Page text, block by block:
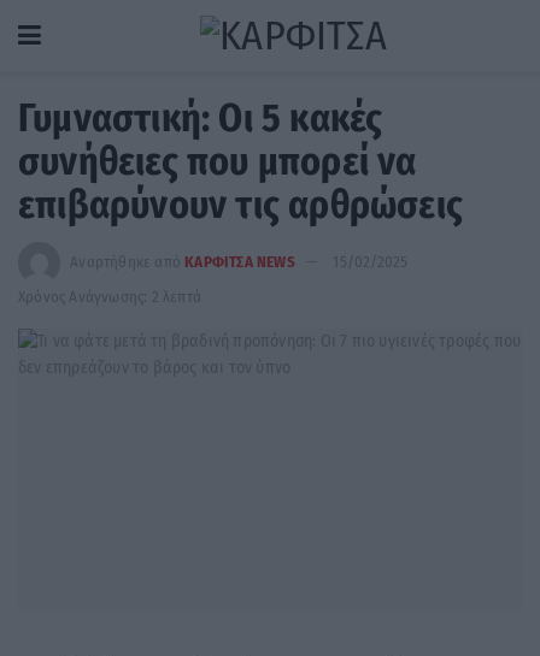
Γυμναστική: Οι 5 κακές
συνήθειες που μπορεί να
επιβαρύνουν τις αρθρώσεις
Αναρτήθηκε από ΚΑΡΦΙΤΣΑ NEWS
15/02/2025
Χρόνος Ανάγνωσης: 2 λεπτά